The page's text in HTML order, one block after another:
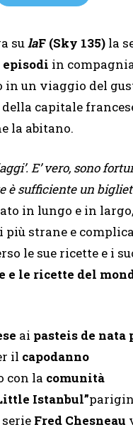
sulaF (Sky 135) la
in
in un viaggio del
capitale
la abitano.
E’ vero, sono
è sufficiente un
in lungo e in
strane e
le sue ricette e i
e le ricette del
ai pasteis de nata
il capodanno
con la comunità
Istanbul”
Fred Chesneau